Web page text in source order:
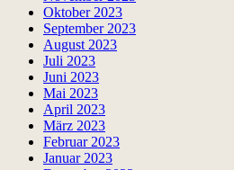
Oktober 2023
September 2023
August 2023
Juli 2023
Juni 2023
Mai 2023
April 2023
März 2023
Februar 2023
Januar 2023